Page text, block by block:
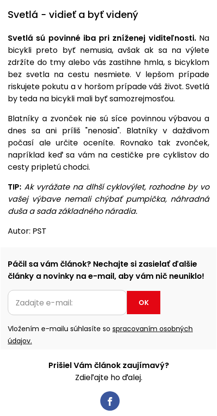
Svetlá - vidieť a byť videný
Svetlá sú povinné iba pri zníženej viditeľnosti.Na
bicykli preto byť nemusia, avšak ak sa na výlete
zdržíte do tmy alebo vás zastihne hmla, s bicyklom
bez svetla na cestu nesmiete. V lepšom prípade
riskujete pokutu a v horšom prípade váš život. Svetlá
by teda na bicykli mali byť samozrejmosťou.
Blatníky a zvonček nie sú síce povinnou výbavou a
dnes sa ani príliš "nenosia". Blatníky v daždivom
počasí ale určite oceníte. Rovnako tak zvonček,
napríklad keď sa vám na cestičke pre cyklistov do
cesty pripletú chodci.
TIP: Ak vyrážate na dlhší cyklovýlet, rozhodne by vo
vašej výbave nemali chýbať pumpička, náhradná
duša a sada základného náradia.
Autor: PST
Páčil sa vám článok? Nechajte si zasielať ďalšie
články a novinky na e-mail, aby vám nič neuniklo!
OK
Vložením e-mailu súhlasíte so spracovaním osobných
údajov.
Prišiel Vám článok zaujímavý?
Zdieľajte ho ďalej.